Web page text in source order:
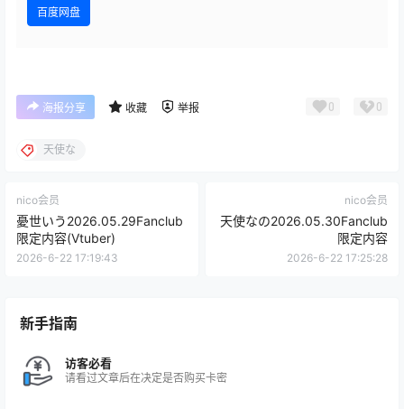
百度网盘
海报分享 收藏 举报 0 0
天使な
nico会员
憂世いう2026.05.29Fanclub
限定内容(Vtuber)
2026-6-22 17:19:43
nico会员
天使なの2026.05.30Fanclub
限定内容
2026-6-22 17:25:28
新手指南
访客必看
请看过文章后在决定是否购买卡密